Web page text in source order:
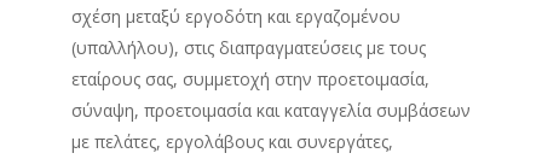
σχέση μεταξύ εργοδότη και εργαζομένου
(υπαλλήλου), στις διαπραγματεύσεις με τους
εταίρους σας, συμμετοχή στην προετοιμασία,
σύναψη, προετοιμασία και καταγγελία συμβάσεων
με πελάτες, εργολάβους και συνεργάτες,